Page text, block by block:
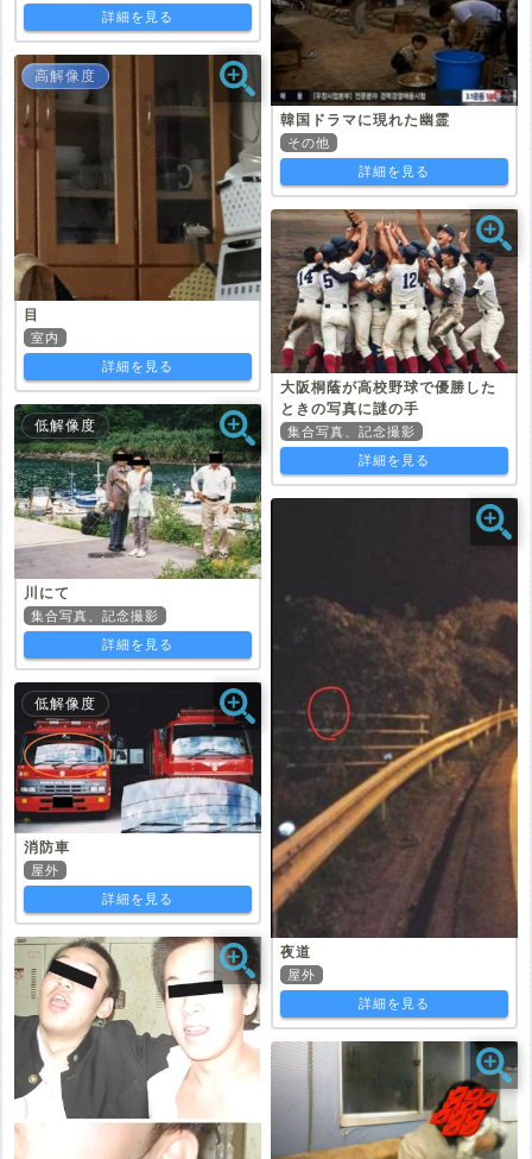
詳細を見る
高解像度
目
室内
詳細を見る
低解像度
川にて
集合写真、記念撮影
詳細を見る
低解像度
消防車
屋外
詳細を見る
韓国ドラマに現れた幽霊
その他
詳細を見る
大阪桐蔭が高校野球で優勝した
ときの写真に謎の手
集合写真、記念撮影
詳細を見る
夜道
屋外
詳細を見る